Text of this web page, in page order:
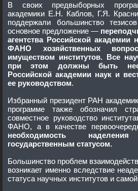
В своих предвыборных программах кандидаты —
академики Е.Н. Каблов, Г.Я. Красников и Р.И. Нигматулин
поддержали большинство тезисов «Письма-200» и
основное предложение —
агентства Российской академии
ФАНО хозяйственных вопросов и управления
имуществом институтов. Все
при этом должны быть
Российской академии наук и вести исследования под
ее руководством.
Избранный президент РАН академик А. М. Сергеев в своей
программе также обозначил
совместное руководство
ФАНО, а в качестве
необходимость
государственным статусом.
Большинство проблем взаимодействия
возникает именно вследствие
статуса научных институтов и